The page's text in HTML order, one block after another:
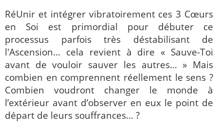
RéUnir et intégrer vibratoirement ces 3 Cœurs
en Soi est primordial pour débuter ce
processus parfois très déstabilisant de
l'Ascension… cela revient à dire « Sauve-Toi
avant de vouloir sauver les autres… » Mais
combien en comprennent réellement le sens ?
Combien voudront changer le monde à
l’extérieur avant d’observer en eux le point de
départ de leurs souffrances… ?